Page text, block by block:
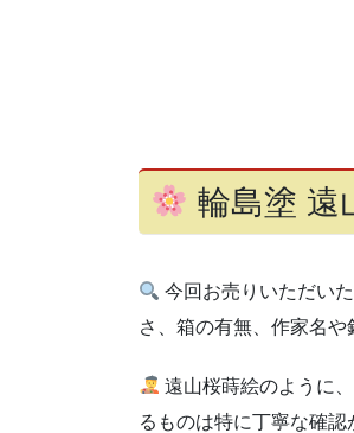
輪島塗 遠
今回お売りいただい
さ、箱の有無、作家名や
遠山桜蒔絵のように
るものは特に丁寧な確